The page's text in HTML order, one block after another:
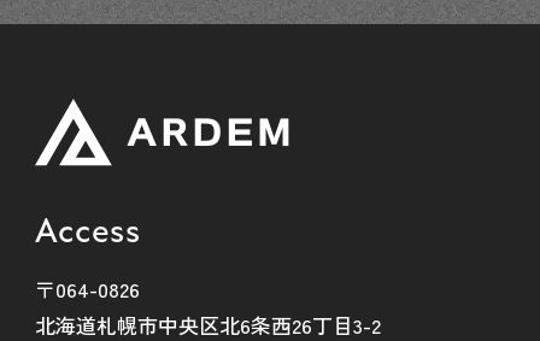
Access
〒064-0826
北海道札幌市中央区北6条西26丁目3-2